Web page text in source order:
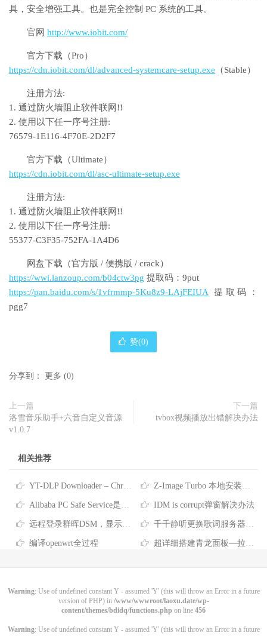
具，安全增强工具。也是完全控制 PC 系统的工具。
官网 http://www.iobit.com/
官方下载（Pro）
https://cdn.iobit.com/dl/advanced-systemcare-setup.exe （Stable）
注册方法:
1. 通过防火墙阻止软件联网!!
2. 使用以下任一序号注册:
76579-1E116-4F70E-2D2F7
官方下载（Ultimate）
https://cdn.iobit.com/dl/asc-ultimate-setup.exe
注册方法:
1. 通过防火墙阻止软件联网!!
2. 使用以下任一序号注册:
55377-C3F35-752FA-1A4D6
网盘下载（官方版 / 便携版 / crack）
https://wwi.lanzoup.com/b04ctw3pg 提取码：9put
https://pan.baidu.com/s/1vfrmmp-5Ku8z9-LAjFEIUA 提取码：
pgg7
赞(0)
分享到： 更多 (0)
上一篇
洛雪音乐助手+六音自定义音源
v1.0.7
下一篇
tvbox视频播放出错解决办法
相关推荐
YT-DLP Downloader – Chrome 扩展插件-原创 Z-Image Turbo 本地安装教程！最近非常火的文生图AI模型，支持反审查
Alibaba PC Safe Service是什么软件-彻底删除Alibaba PC Safe Service的方法 IDM is corrupt弹窗解决办法
远程登录群晖DSM，显示“您没有权限使用本项服务” 千千静听更换歌词服务器的方法
编译openwrt全过程 超详细搭建青龙面板—拉取京东脚本、任务筛选、京东脚本库分享
Warning: Use of undefined constant Y - assumed 'Y' (this will throw an Error in a future
version of PHP) in /www/wwwroot/laoxu.date/wp-
content/themes/bdidq/functions.php on line 456
Warning: Use of undefined constant Y - assumed 'Y' (this will throw an Error in a future